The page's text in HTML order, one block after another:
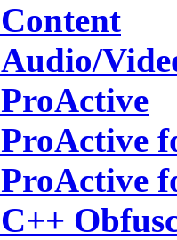
Content
Audio/
ProActive
ProActive
ProActive
C++